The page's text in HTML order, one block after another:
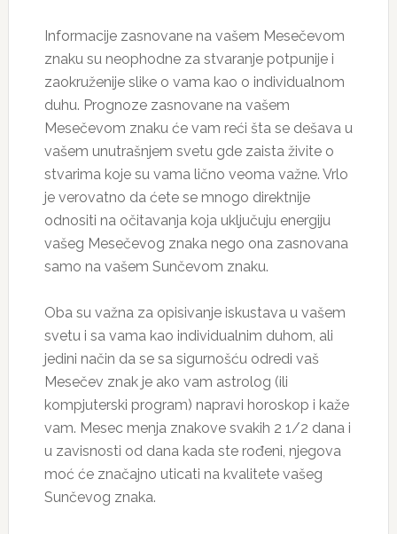
Informacije zasnovane na vašem Mesečevom
znaku su neophodne za stvaranje potpunije i
zaokruženije slike o vama kao o individualnom
duhu. Prognoze zasnovane na vašem
Mesečevom znaku će vam reći šta se dešava u
vašem unutrašnjem svetu gde zaista živite o
stvarima koje su vama lično veoma važne. Vrlo
je verovatno da ćete se mnogo direktnije
odnositi na očitavanja koja uključuju energiju
vašeg Mesečevog znaka nego ona zasnovana
samo na vašem Sunčevom znaku.
Oba su važna za opisivanje iskustava u vašem
svetu i sa vama kao individualnim duhom, ali
jedini način da se sa sigurnošću odredi vaš
Mesečev znak je ako vam astrolog (ili
kompjuterski program) napravi horoskop i kaže
vam. Mesec menja znakove svakih 2 1/2 dana i
u zavisnosti od dana kada ste rođeni, njegova
moć će značajno uticati na kvalitete vašeg
Sunčevog znaka.